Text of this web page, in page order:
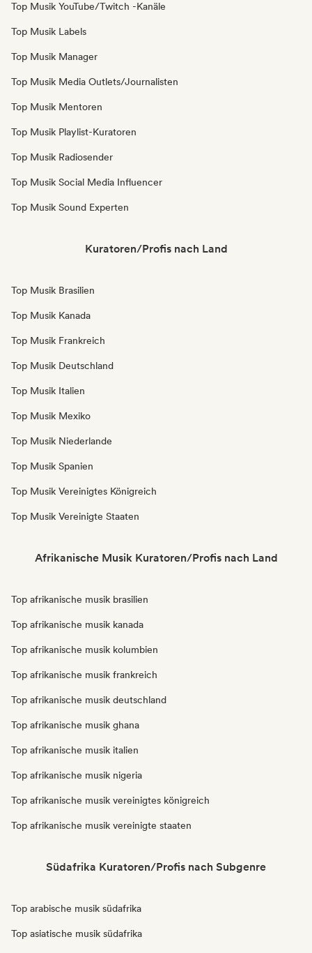
Top Musik YouTube/Twitch -Kanäle
Top Musik Labels
Top Musik Manager
Top Musik Media Outlets/Journalisten
Top Musik Mentoren
Top Musik Playlist-Kuratoren
Top Musik Radiosender
Top Musik Social Media Influencer
Top Musik Sound Experten
Kuratoren/Profis nach Land
Top Musik Brasilien
Top Musik Kanada
Top Musik Frankreich
Top Musik Deutschland
Top Musik Italien
Top Musik Mexiko
Top Musik Niederlande
Top Musik Spanien
Top Musik Vereinigtes Königreich
Top Musik Vereinigte Staaten
Afrikanische Musik Kuratoren/Profis nach Land
Top afrikanische musik brasilien
Top afrikanische musik kanada
Top afrikanische musik kolumbien
Top afrikanische musik frankreich
Top afrikanische musik deutschland
Top afrikanische musik ghana
Top afrikanische musik italien
Top afrikanische musik nigeria
Top afrikanische musik vereinigtes königreich
Top afrikanische musik vereinigte staaten
Südafrika Kuratoren/Profis nach Subgenre
Top arabische musik südafrika
Top asiatische musik südafrika